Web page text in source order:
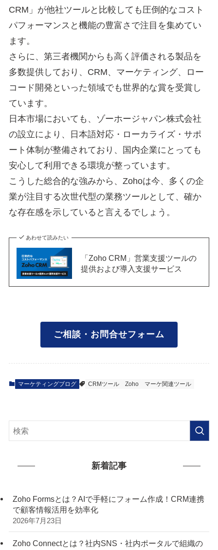
CRM」が他社ツールと比較しても圧倒的なコスト
パフォーマンスと機能の豊富さで注目を集めてい
ます。
さらに、第三者機関からも高く評価される製品を
多数提供しており、CRM、マーケティング、ロー
コード開発といった領域でも世界的な賞を受賞し
ています。
日本市場においても、ゾーホージャパン株式会社
の設立により、日本語対応・ローカライズ・サポ
ート体制が整備されており、国内企業にとっても
安心して利用できる環境が整っています。
こうした総合的な強みから、Zohoは今、多くの企
業が注目する次世代型の業務ツールとして、確か
な存在感を示していると言えるでしょう。
あわせて読みたい
「Zoho CRM」営業支援ツールの
提供および導入支援サービス
ご相談・お問合せフォーム
マーケティングブログ CRMツール Zoho マーケ関連ツール
新着記事
Zoho Formsとは？AIで手軽にフォーム作成！CRM連携
で顧客情報活用を効率化
2026年7月23日
Zoho Connectとは？社内SNS・社内ポータルで組織の